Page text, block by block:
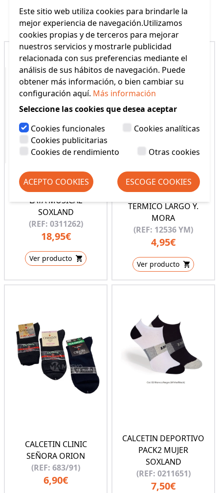
Productos Relacionados
LATA MUSICAL
SOXLAND
(REF: 0311262)
18,95€
Ver producto
CALCETIN MUJER
TERMICO LARGO Y.
MORA
(REF: 12536 YM)
4,95€
Ver producto
CALCETIN CLINIC
SEÑORA ORION
(REF: 683/91)
6,90€
CALCETIN DEPORTIVO
PACK2 MUJER
SOXLAND
(REF: 0211651)
7,50€
Este sitio web utiliza cookies para brindarle la
mejor experiencia de navegación.Utilizamos
cookies propias y de terceros para mejorar
nuestros servicios y mostrarle publicidad
relacionada con sus preferencias mediante el
análisis de sus hábitos de navegación. Puede
obtener más información, o bien cambiar su
configuración aquí. Más información
Seleccione las cookies que desea aceptar
Cookies funcionales
Cookies analíticas
Cookies publicitarias
Cookies de rendimiento
Otras cookies
ACEPTO COOKIES ESCOGE COOKIES